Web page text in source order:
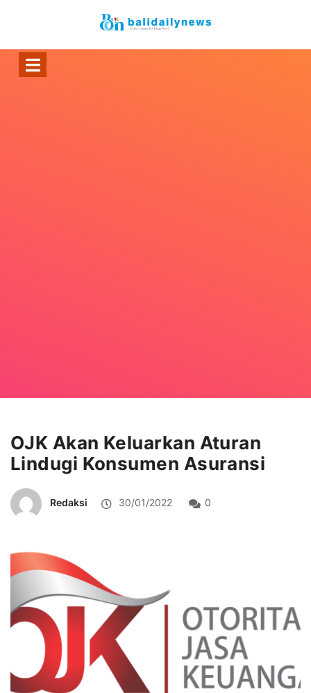
OJK Akan Keluarkan Aturan
Lindugi Konsumen Asuransi
Redaksi 30/01/2022 0